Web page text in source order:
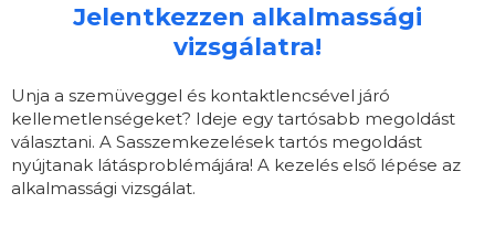
Miért a Sasszemklinika?
Szakrendelés
Kapcsolat
Jelentkezzen alkalmassági
vizsgálatra!
Unja a szemüveggel és kontaktlencsével járó
kellemetlenségeket? Ideje egy tartósabb megoldást
választani. A Sasszemkezelések tartós megoldást
nyújtanak látásproblémájára! A kezelés első lépése az
alkalmassági vizsgálat.